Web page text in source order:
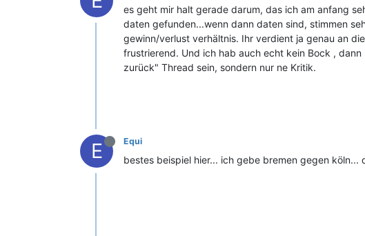
es geht mir halt gerade darum, das ich am anfang
daten gefunden...wenn dann daten sind, stimmen
gewinn/verlust verhältnis. Ihr verdient ja genau an
frustrierend. Und ich hab auch echt kein Bock ,
zurück" Thread sein, sondern nur ne Kritik.
E Equi
bestes beispiel hier... ich gebe bremen gegen